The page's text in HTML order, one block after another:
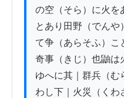
の空（そら）に火を
とあり田野（でんや
て争（あらそふ）こ
奇事（きじ）也鼬は
ゆへに其｜群兵（む
わし下｜火災（くわ